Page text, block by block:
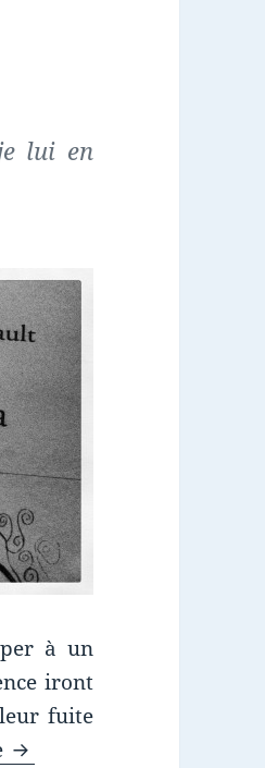
lui en
à un
iront
fuite
Chronique livre : Amor